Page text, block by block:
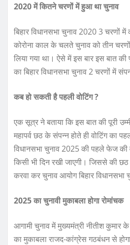
2020 में कितने चरणों में हुआ था चुनाव
बिहार विधानसभा चुनाव 2020 3 चरणों
कोरोना काल के चलते चुनाव को तीन
लिया गया था। ऐसे में इस बार इस बात
का बिहार विधानसभा चुनाव 2 चरणों में
कब हो सकती है पहली वोटिंग ?
एक सूत्र ने बताया कि इस बात की पूरी
महापर्व छठ के संपन्न होते ही वोटिंग का
विधानसभा चुनाव 2025 की पहले फेज की
किसी भी दिन रखी जाएगी। जिससे की
करवा कर चुनाव आयोग बिहार विधानसभा
2025 का चुनावी मुकाबला होगा रोमांचक
आगामी चुनाव में मुख्यमंत्री नीतीश कुमार
का मुकाबला राजद-कांग्रेस गठबंधन से